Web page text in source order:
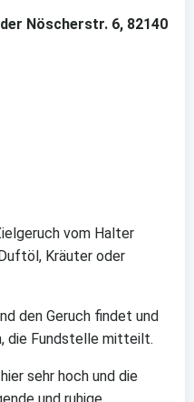
Nöscherstr. 6, 82140
vom Halter
Kräuter oder
den Geruch findet und
die Fundstelle mitteilt.
sehr hoch und die